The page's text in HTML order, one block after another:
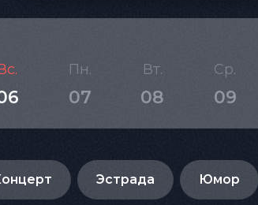
Пн.
07
Вт.
08
Ср.
09
Эстрада Юмор